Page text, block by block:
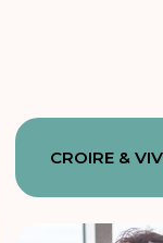
CROIRE &